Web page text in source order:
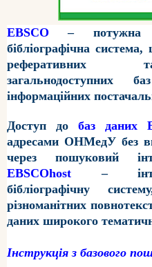
EBSCO ‒ потужна
бібліографічна
реферативних
загальнодоступних
інформаційних
Доступ до баз даних
адресами ОНМедУ без
через пошуковий
EBSCOhost ‒
бібліографічну
різноманітних
даних широкого
Інструкція з базового